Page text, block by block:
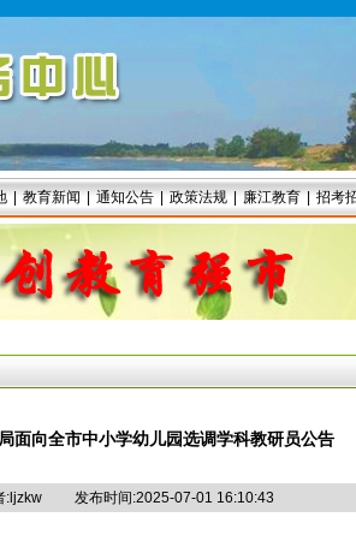
教育新闻 通知公告 政策法规 廉江教育 招考
面向全市中小学幼儿园选调学科教研员公告
:ljzkw 发布时间:2025-07-01 16:10:43